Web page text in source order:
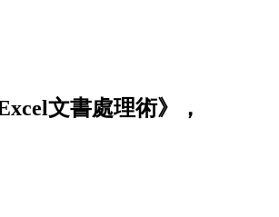
文書處理術》，